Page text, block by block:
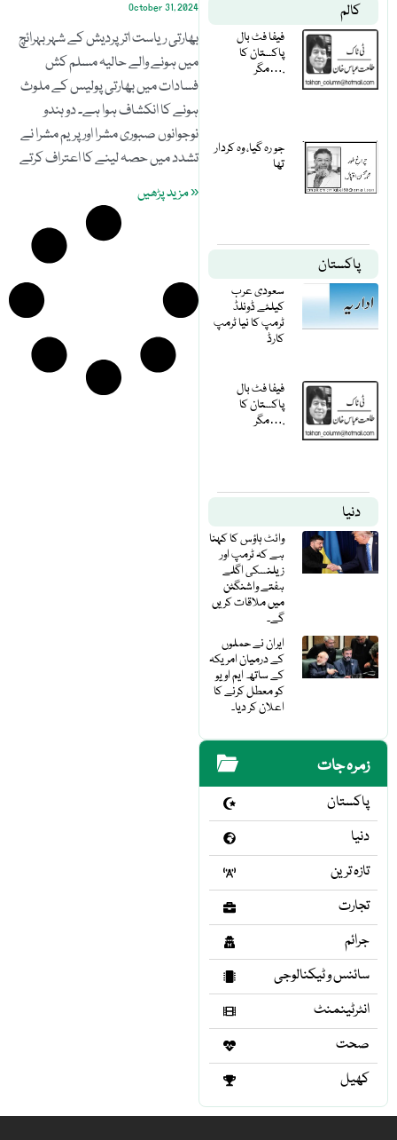
کالم
فیفا فٹ بال
پاکستان کا
مگر….
جو رہ گیا، وہ کردار
تھا
پاکستان
سعودی عرب
کیلئے ڈونلڈ
ٹرمپ کا نیا ٹرمپ
کارڈ
فیفا فٹ بال
پاکستان کا
مگر….
دنیا
وائٹ ہاؤس کا کہنا
ہے کہ ٹرمپ اور
زیلنسکی اگلے
ہفتے واشنگٹن
میں ملاقات کریں
گے۔
ایران نے حملوں
کے درمیان امریکہ
کے ساتھ ایم او یو
کو معطل کرنے کا
اعلان کر دیا۔
زمرہ جات
پاکستان
دنیا
تازہ ترین
تجارت
جرائم
سائنس و ٹیکنالوجی
انٹرٹینمنٹ
صحت
کھیل
October 31, 2024
بھارتی ریاست اتر پردیش کے شہر بہرائچ
میں ہونے والے حالیہ مسلم کش
فسادات میں بھارتی پولیس کے ملوث
ہونے کا انکشاف ہوا ہے۔ دو ہندو
نوجوانوں صبوری مشرا اور پریم مشرا نے
تشدد میں حصہ لینے کا اعتراف کرتے
« مزید پڑھیں